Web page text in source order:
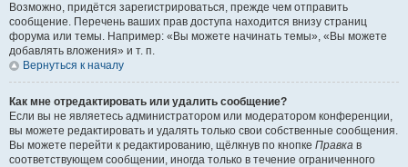
Возможно, придётся зарегистрироваться, прежде чем отправить
сообщение. Перечень ваших прав доступа находится внизу страниц
форума или темы. Например: «Вы можете начинать темы», «Вы можете
добавлять вложения» и т. п.
Вернуться к началу
Как мне отредактировать или удалить сообщение?
Если вы не являетесь администратором или модератором конференции,
вы можете редактировать и удалять только свои собственные сообщения.
Вы можете перейти к редактированию, щёлкнув по кнопке Правка в
соответствующем сообщении, иногда только в течение ограниченного